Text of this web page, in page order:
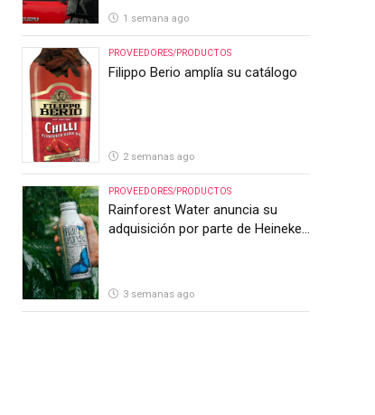
1 semana ago
PROVEEDORES/PRODUCTOS
Filippo Berio amplía su catálogo
2 semanas ago
PROVEEDORES/PRODUCTOS
Rainforest Water anuncia su
adquisición por parte de Heineken
3 semanas ago